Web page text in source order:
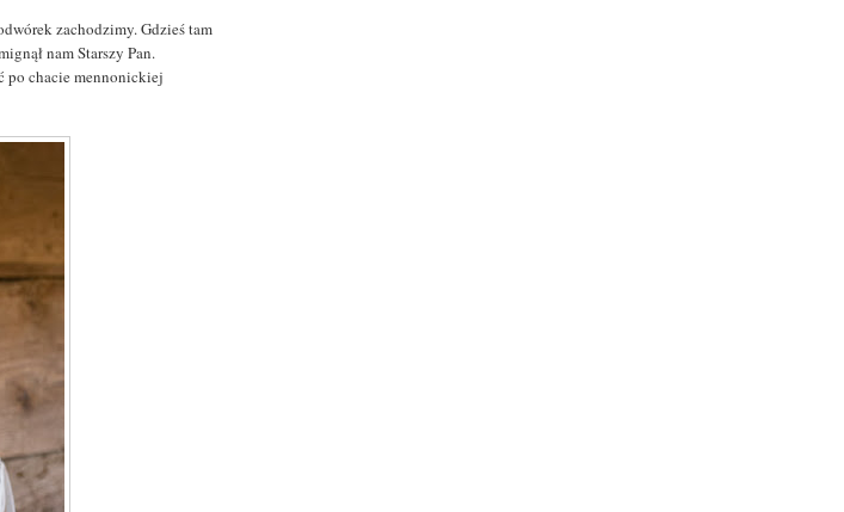
zachodzimy. Gdzieś tam
nam Starszy Pan.
po chacie mennonickiej